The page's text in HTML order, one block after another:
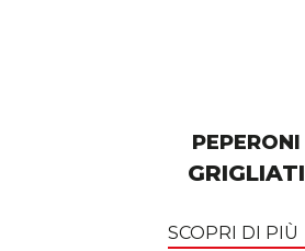
PEPERONI
GRIGLIATI
SCOPRI DI PIÙ